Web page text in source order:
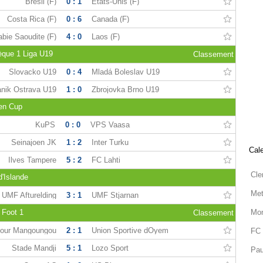
Costa Rica (F)
0 : 6
Canada (F)
Saoudite (F)
4 : 0
Laos (F)
1 Liga U19
Classement
Slovacko U19
0 : 4
Mladá Boleslav U19
Ostrava U19
1 : 0
Zbrojovka Brno U19
Cup
KuPS 0 : 0
VPS Vaasa
Seinajoen JK
1 : 2
Inter Turku
Ilves Tampere
5 : 2
FC Lahti
UMF Afturelding 3 : 1
UMF Stjarnan
1
Classement
Mangoungou
2 : 1
Union Sportive dOyem
Stade Mandji
5 : 1
Lozo Sport